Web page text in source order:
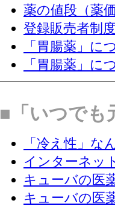
薬の値段（薬
登録販売者制
「胃腸薬」に
「胃腸薬」に
■「いつでも
「冷え性」な
インターネッ
キューバの医
キューバの医